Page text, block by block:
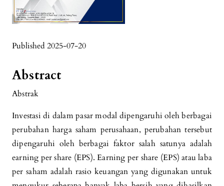
Published 2025-07-20
Abstract
Abstrak
Investasi di dalam pasar modal dipengaruhi oleh berbagai
perubahan harga saham perusahaan, perubahan tersebut
dipengaruhi oleh berbagai faktor salah satunya adalah
earning per share (EPS). Earning per share (EPS) atau laba
per saham adalah rasio keuangan yang digunakan untuk